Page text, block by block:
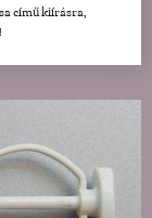
című kiírásra,